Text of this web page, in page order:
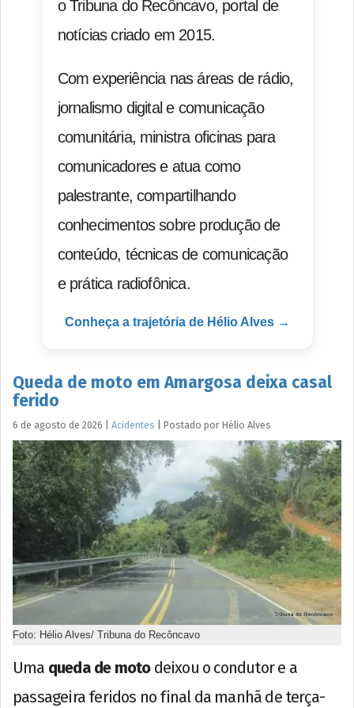
o Tribuna do Recôncavo, portal de
notícias criado em 2015.
Com experiência nas áreas de rádio,
jornalismo digital e comunicação
comunitária, ministra oficinas para
comunicadores e atua como
palestrante, compartilhando
conhecimentos sobre produção de
conteúdo, técnicas de comunicação
e prática radiofônica.
Conheça a trajetória de Hélio Alves →
Queda de moto em Amargosa deixa casal
ferido
6 de agosto de 2026 Acidentes Postado por Hélio Alves
Foto: Hélio Alves/ Tribuna do Recôncavo
Uma queda de motodeixou o condutor e a
passageira feridos no final da manhã de terça-